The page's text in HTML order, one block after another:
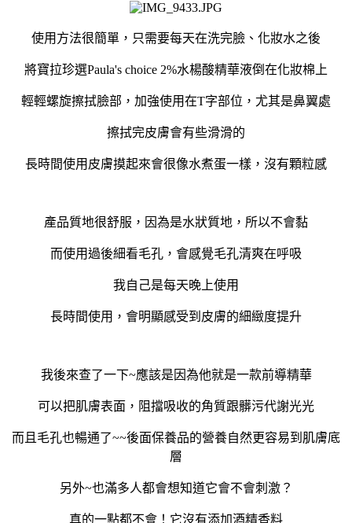
使用方法很簡單，只需要每天在洗完臉、化妝水之後
將寶拉珍選Paula's choice 2%水楊酸精華液倒在化妝棉上
輕輕螺旋擦拭臉部，加強使用在T字部位，尤其是鼻翼處
擦拭完皮膚會有些滑滑的
長時間使用皮膚摸起來會很像水煮蛋一樣，沒有顆粒感
產品質地很舒服，因為是水狀質地，所以不會黏
而使用過後細看毛孔，會感覺毛孔清爽在呼吸
我自己是每天晚上使用
長時間使用，會明顯感受到皮膚的細緻度提升
我後來查了一下~應該是因為他就是一款前導精華
可以把肌膚表面，阻擋吸收的角質跟髒污代謝光光
而且毛孔也暢通了~~後面保養品的營養自然更容易到肌膚底
層
另外~也滿多人都會想知道它會不會刺激？
真的一點都不會！它沒有添加酒精香料